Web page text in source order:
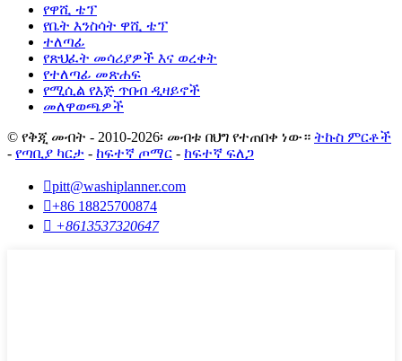
የዋሺ ቴፕ
የቤት እንስሳት ዋሺ ቴፕ
ተለጣፊ
የጽህፈት መሳሪያዎች እና ወረቀት
የተለጣፊ መጽሐፍ
የሚሲል የእጅ ጥበብ ዲዛይኖች
መለዋወጫዎች
© የቅጂ መብት - 2010-2026፡ መብቱ በህግ የተጠበቀ ነው። ትኩስ ምርቶች
- የጣቢያ ካርታ - ከፍተኛ ጦማር - ከፍተኛ ፍለጋ
pitt@washiplanner.com
+86 18825700874
 +8613537320647